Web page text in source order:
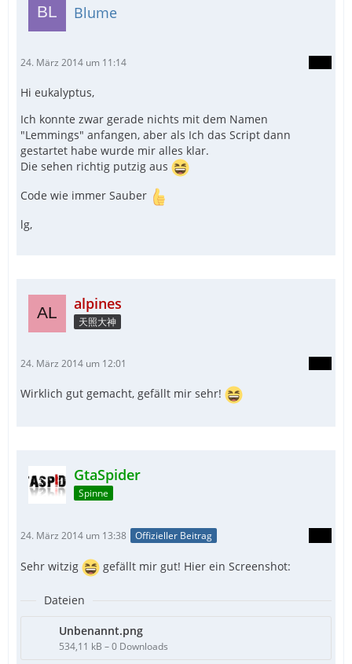
Blume
24. März 2014 um 11:14
Hi eukalyptus,
Ich konnte zwar gerade nichts mit dem Namen
"Lemmings" anfangen, aber als Ich das Script dann
gestartet habe wurde mir alles klar.
Die sehen richtig putzig aus
Code wie immer Sauber
lg,
alpines
天照大神
24. März 2014 um 12:01
Wirklich gut gemacht, gefällt mir sehr!
GtaSpider
Spinne
24. März 2014 um 13:38 Offizieller Beitrag
Sehr witzig gefällt mir gut! Hier ein Screenshot:
Dateien
Unbenannt.png
534,11 kB – 0 Downloads